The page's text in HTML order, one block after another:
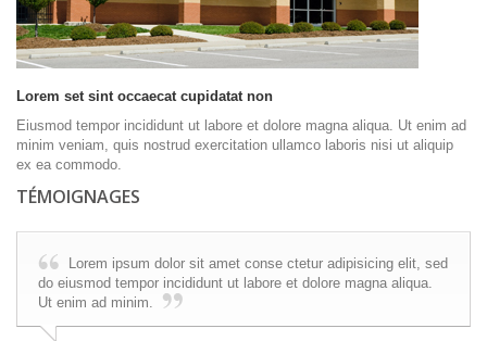
Lorem set sint occaecat cupidatat non
Eiusmod tempor incididunt ut labore et dolore magna aliqua. Ut enim ad
minim veniam, quis nostrud exercitation ullamco laboris nisi ut aliquip
ex ea commodo.
TÉMOIGNAGES
Lorem ipsum dolor sit amet conse ctetur adipisicing elit, sed
do eiusmod tempor incididunt ut labore et dolore magna aliqua.
Ut enim ad minim.